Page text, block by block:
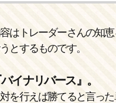
はトレーダーさんの知
とするものです。
イナリバース』。
を行えば勝てると言っ